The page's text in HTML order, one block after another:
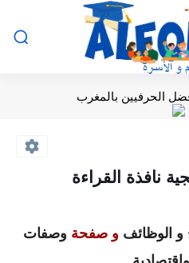
الحرفيين بالمغرب
نافذة القراءة
و الوظائف و صفحة وصفات